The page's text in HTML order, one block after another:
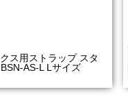
ス用ストラップ スタ
AS-L Lサイズ